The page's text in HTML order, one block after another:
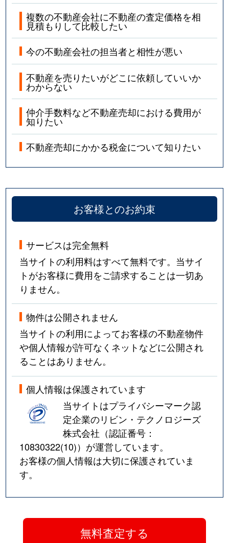
複数の不動産会社に不動産の査定価格を相
見積もりして比較したい
今の不動産会社の担当者と相性が悪い
不動産を売りたいがどこに依頼していいか
わからない
仲介手数料など不動産売却における費用が
知りたい
不動産売却にかかる税金について知りたい
お客様とのお約束
サービスは完全無料
当サイトの利用料はすべて無料です。当サイ
トがお客様に費用をご請求することは一切あ
りません。
物件は公開されません
当サイトの利用によってお客様の不動産物件
や個人情報が許可なくネットなどに公開され
ることはありません。
個人情報は保護されています
当サイトはプライバシーマーク認
定企業のリビン・テクノロジーズ
株式会社（認証番号：
10830322(10)）が運営しています。
お客様の個人情報は大切に保護されていま
す。